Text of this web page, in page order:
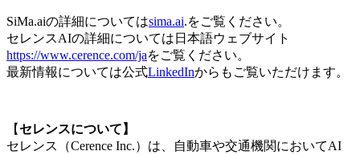
SiMa.aiの詳細についてはsima.ai.をご覧ください。
セレンスAIの詳細については日本語ウェブサイト
https://www.cerence.com/jaをご覧ください。
最新情報については公式LinkedInからもご覧いただけます。
【 セレンスについて】
セレンス（Cerence Inc.）は、自動車や交通機関においてAI